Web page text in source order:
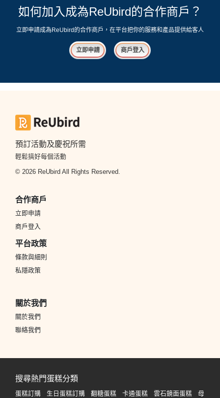
如何加入成為ReUbird的合作商戶？
立即申請成為ReUbird的合作商戶，在平台把你的服務和產品提供給客人
立即申請 商戶登入
預訂活動及慶祝所需
輕鬆搞好每個活動
© 2026 ReUbird All Rights Reserved.
合作商戶
立即申請
商戶登入
平台政策
條款與細則
私隱政策
關於我們
關於我們
聯絡我們
搜尋熱門蛋糕分類
蛋糕訂購 生日蛋糕訂購 翻糖蛋糕 卡通蛋糕 雲石鏡面蛋糕
母